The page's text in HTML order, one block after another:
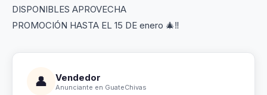
DISPONIBLES APROVECHA
PROMOCIÓN HASTA EL 15 DE enero 🎄‼️
👤 Vendedor
Anunciante en GuateChivas